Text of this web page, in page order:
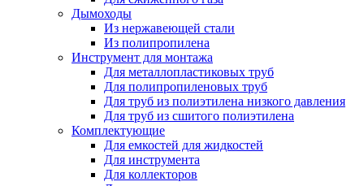
Дымоходы
Из нержавеющей стали
Из полипропилена
Инструмент для монтажа
Для металлопластиковых труб
Для полипропиленовых труб
Для труб из полиэтилена низкого давления
Для труб из сшитого полиэтилена
Комплектующие
Для емкостей для жидкостей
Для инструмента
Для коллекторов